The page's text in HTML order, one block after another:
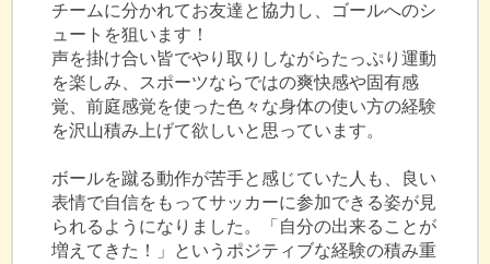
チームに分かれてお友達と協力し、ゴールへのシ
ュートを狙います！
声を掛け合い皆でやり取りしながらたっぷり運動
を楽しみ、スポーツならではの爽快感や固有感
覚、前庭感覚を使った色々な身体の使い方の経験
を沢山積み上げて欲しいと思っています。
ボールを蹴る動作が苦手と感じていた人も、良い
表情で自信をもってサッカーに参加できる姿が見
られるようになりました。「自分の出来ることが
増えてきた！」というポジティブな経験の積み重